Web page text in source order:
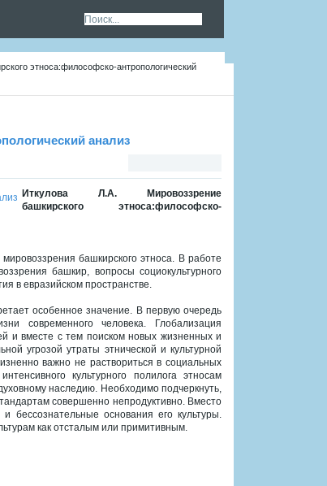
этноса:философско-антропологический
анализ
Иткулова Л.А. Мировоззрение
башкирского этноса:философско-
башкирского этноса. В работе
башкир, вопросы социокультурного
в евразийском пространстве.
особенное значение. В первую очередь
современного человека. Глобализация
и вместе с тем поиском новых жизненных и
угрозой утраты этнической и культурной
важно не раствориться в социальных
культурного полилога этносам
наследию. Необходимо подчеркнуть,
совершенно непродуктивно. Вместо
бессознательные основания его культуры.
как отсталым или примитивным.